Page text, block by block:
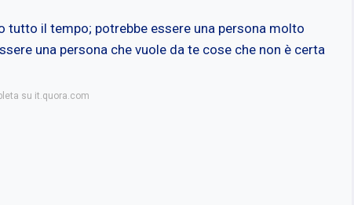
tutto il tempo; potrebbe essere una persona molto
una persona che vuole da te cose che non è certa
su it.quora.com